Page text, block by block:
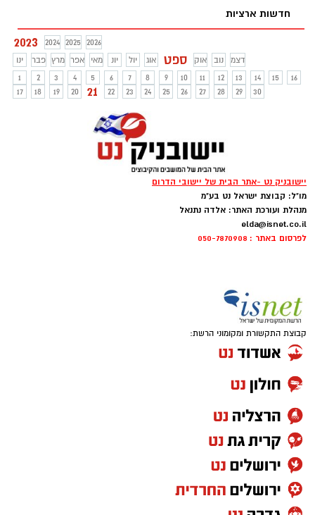
חדשות ארציות
2023 2024 2025
2026
ינו
פבר מרץ אפר מאי יונ יול אוג ספט אוק נוב
דצמ
1
2 3 4 5 6 7 8 9 10 11 12 13 14 15
16
17
18 19 20 21 22 23 24 25 26 27 28 29 30
יישובניק נט -אתר הבית של יישובי הדרום
מו"ל: קבוצת ישראל נט בע"מ
מנהלת ועורכת האתר: אלדה נתנאל
elda@isnet.co.il
לפרסום באתר : 050-7870908
קבוצת התקשורת ומקומוני הרשת: